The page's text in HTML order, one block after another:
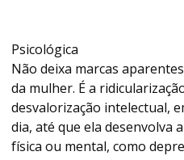
Psicológica
Não deixa marcas
da mulher. É a
desvalorização intelectual,
dia, até que ela desenvolva
física ou mental, como